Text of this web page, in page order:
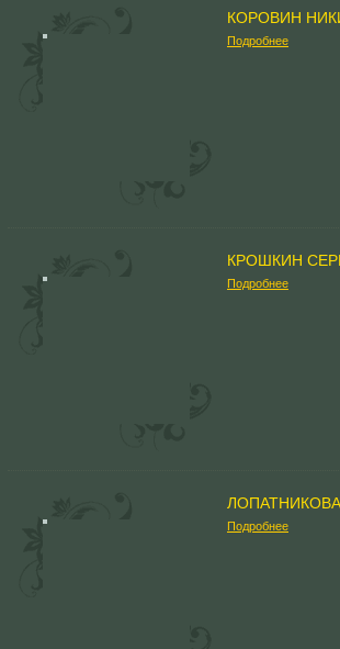
КОРОВИН
Подробнее
КРОШКИН
Подробнее
Подробнее